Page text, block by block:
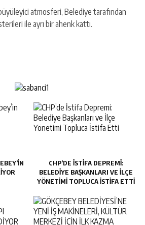
atmosferi, Belediye tarafından
ile ayrı bir ahenk kattı.
CHP’DE İSTIFA DEPREMI:
BELEDIYE BAŞKANLARI VE İLÇE
YÖNETIMI TOPLUCA İSTIFA ETTI